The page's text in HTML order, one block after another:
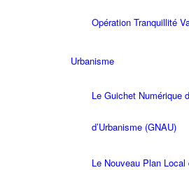
Opération Tranquillité
Urbanisme
Le Guichet Numérique
d’Urbanisme (GNAU)
Le Nouveau Plan Local